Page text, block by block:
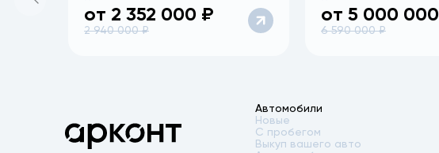
Previous slide
от 2 352 000 ₽
2 940 000₽
от 5 000 000
6 590 000₽
Автомобили
Новые
С пробегом
Выкуп вашего авто